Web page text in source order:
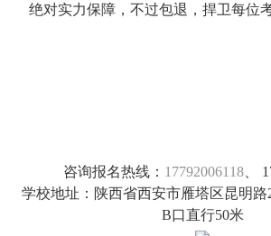
绝对实力保障，不过包退，捍卫每位
咨询报名热线： 17792006118 、
学校地址：陕西省西安市雁塔区昆明路
B口直行50米